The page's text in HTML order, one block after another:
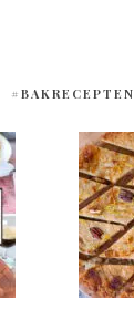
#BAKRECEPTEN